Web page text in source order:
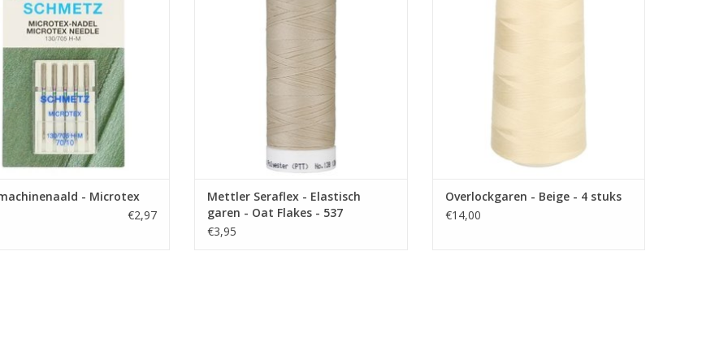
fijne stoffen en elastieken.
AAN WINKELWAGEN
- Microtex
€2,97
TOEVOEGEN AAN WINKELWAGEN
Mettler Seraflex - Elastisch
garen - Oat Flakes - 537
€3,95
Overlockgaren - Beige - 4 stuks
€14,00